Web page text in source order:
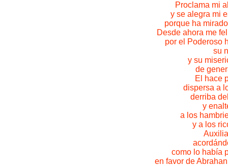
Proclama mi
y se alegra mi
porque ha
Desde ahora me
por el Poderoso
su
y su
de
El hace
dispersa a
derriba
y
a los
y a los
como lo había
en favor de